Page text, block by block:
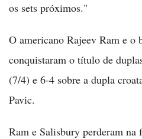
os sets próximos."
O americano Rajeev Ram e o
conquistaram o título de
(7/4) e 6-4 sobre a dupla
Pavic.
Ram e Salisbury perderam na